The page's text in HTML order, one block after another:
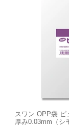
スワン OPP袋 ピ
厚み0.03mm（シ